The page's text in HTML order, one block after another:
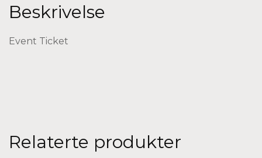
Beskrivelse
Event Ticket
Relaterte produkter